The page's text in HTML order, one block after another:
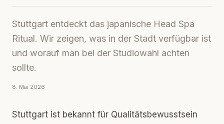
Stuttgart entdeckt das japanische Head Spa
Ritual. Wir zeigen, was in der Stadt verfügbar ist
und worauf man bei der Studiowahl achten
sollte.
8. Mai 2026
Stuttgart ist bekannt für Qualitätsbewusstsein